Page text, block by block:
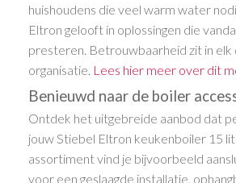
huishoudens die veel warm water
Eltron gelooft in oplossingen die
presteren. Betrouwbaarheid zit in elk
organisatie. Lees hier meer over dit
Benieuwd naar de boiler
Ontdek het uitgebreide aanbod dat
jouw Stiebel Eltron keukenboiler 15
assortiment vind je bijvoorbeeld
voor een geslaagde installatie,